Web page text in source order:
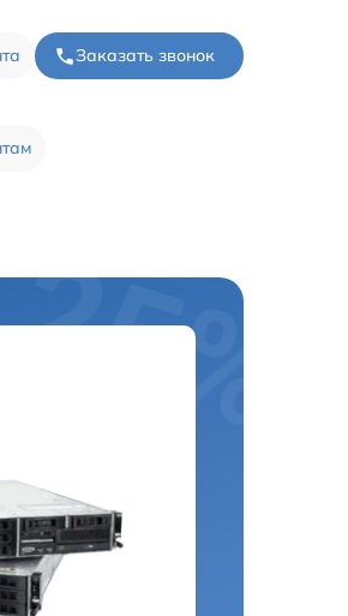
Заказать звонок